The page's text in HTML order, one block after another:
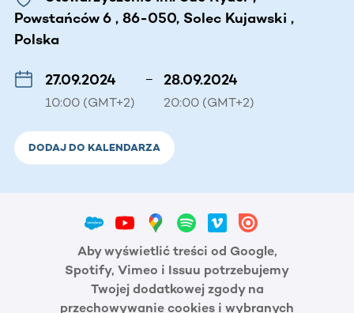
Powstańców 6 , 86-050, Solec Kujawski ,
Polska
27.09.2024
10:00 (GMT+2)
– 28.09.2024
20:00 (GMT+2)
DODAJ DO KALENDARZA
Aby wyświetlić treści od Google,
Spotify, Vimeo i Issuu potrzebujemy
Twojej dodatkowej zgody na
przechowywanie cookies i wybranych